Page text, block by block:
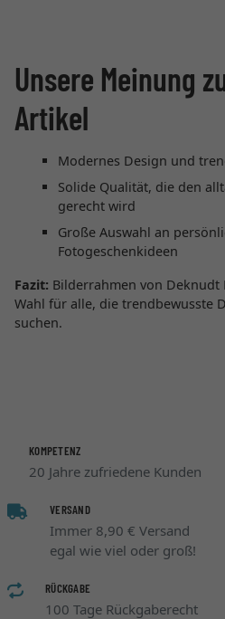
Unsere Meinung
Artikel
Modernes Design und
Solide Qualität, die den
gerecht wird
Große Auswahl an
Fotogeschenkideen
Fazit: Bilderrahmen von Deknudt
Wahl für alle, die trendbewusste
suchen.
KOMPETENZ
20 Jahre zufriedene Kunden
VERSAND
Immer 8,90 € Versand
egal wie viel oder groß!
RÜCKGABE
100 Tage Rückgaberecht